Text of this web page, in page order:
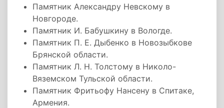
Памятник Александру Невскому в
Новгороде.
Памятник И. Бабушкину в Вологде.
Памятник П. Е. Дыбенко в Новозыбкове
Брянской области.
Памятник Л. Н. Толстому в Николо-
Вяземском Тульской области.
Памятник Фритьофу Нансену в Спитаке,
Армения.